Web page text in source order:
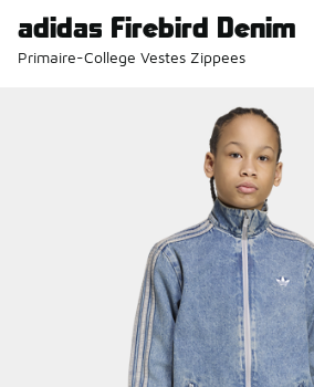
adidas Firebird Denim
Primaire-College Vestes Zippees